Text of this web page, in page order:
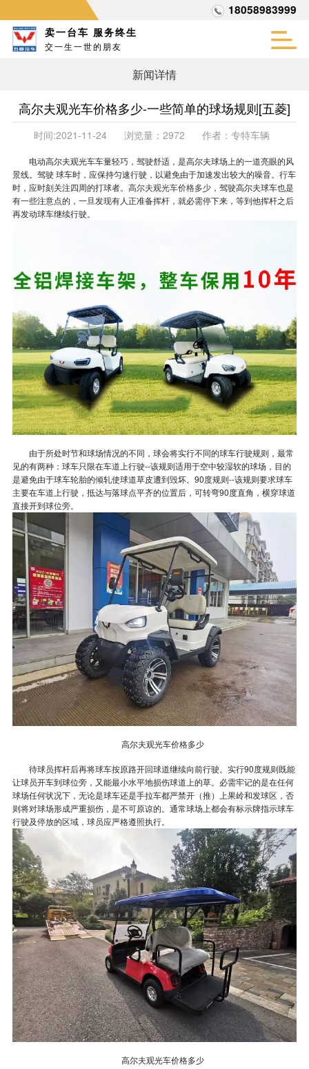
18058983999
卖一台车 服务终生
交一生一世的朋友
新闻详情
高尔夫观光车价格多少-一些简单的球场规则[五菱]
时间:2021-11-24 浏览量： 2972 作者： 专特车辆
电动高尔夫观光车车量轻巧，驾驶舒适，是高尔夫球场上的一道亮眼的风
景线。驾驶 球车时，应保持匀速行驶，以避免由于加速发出较大的噪音。行车
时，应时刻关注四周的打球者。 高尔夫观光车价格多少，驾驶高尔夫球车也是
有一些注意点的，一旦发现有人正准备挥杆，就必需停下来，等到他挥杆之后
再发动球车继续行驶。
由于所处时节和球场情况的不同，球会将实行不同的球车行驶规则，最常
见的有两种：球车只限在车道上行驶--该规则适用于空中较湿软的球场，目的
是避免由于球车轮胎的倾轧使球道草皮遭到毁坏。90度规则--该规则要求球车
主要在车道上行驶，抵达与落球点平齐的位置后，可转弯90度直角，横穿球道
直接开到球位旁。
高尔夫观光车价格多少
待球员挥杆后再将球车按原路开回球道继续向前行驶。实行90度规则既能
让球员开车到球位旁，又能最小水平地损伤球道上的草。必需牢记的是在任何
球场任何状况下，无论是球车还是手拉车都严禁开（推）上果岭和发球区，否
则将对球场形成严重损伤，是不可原谅的。通常球场上都会有标示牌指示球车
行驶及停放的区域，球员应严格遵照执行。
高尔夫观光车价格多少